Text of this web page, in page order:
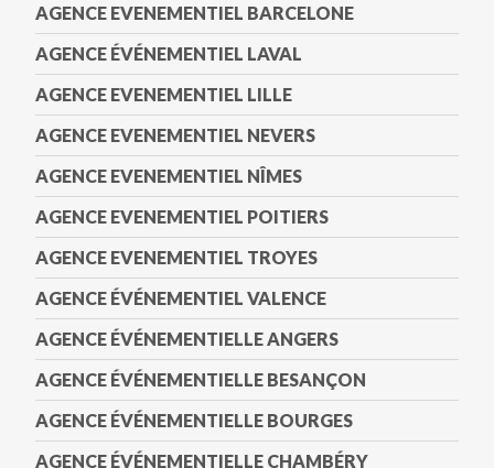
AGENCE EVENEMENTIEL BARCELONE
AGENCE ÉVÉNEMENTIEL LAVAL
AGENCE EVENEMENTIEL LILLE
AGENCE EVENEMENTIEL NEVERS
AGENCE EVENEMENTIEL NÎMES
AGENCE EVENEMENTIEL POITIERS
AGENCE EVENEMENTIEL TROYES
AGENCE ÉVÉNEMENTIEL VALENCE
AGENCE ÉVÉNEMENTIELLE ANGERS
AGENCE ÉVÉNEMENTIELLE BESANÇON
AGENCE ÉVÉNEMENTIELLE BOURGES
AGENCE ÉVÉNEMENTIELLE CHAMBÉRY